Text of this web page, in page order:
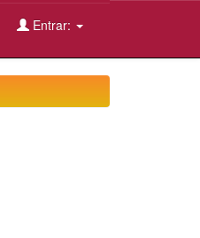
Entrar: